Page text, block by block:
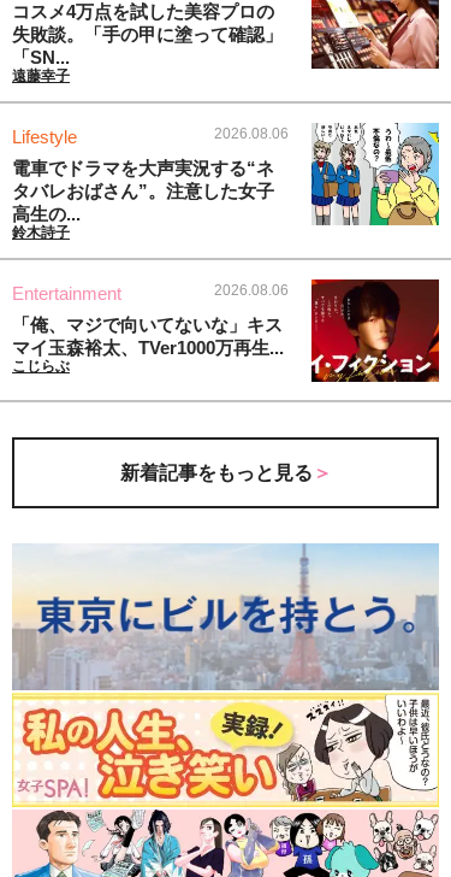
コスメ4万点を試した美容プロの
失敗談。「手の甲に塗って確認」
「SN...
遠藤幸子
Lifestyle 2026.08.06
電車でドラマを大声実況する“ネ
タバレおばさん”。注意した女子
高生の...
鈴木詩子
Entertainment 2026.08.06
「俺、マジで向いてないな」キス
マイ玉森裕太、TVer1000万再生...
こじらぶ
新着記事をもっと見る